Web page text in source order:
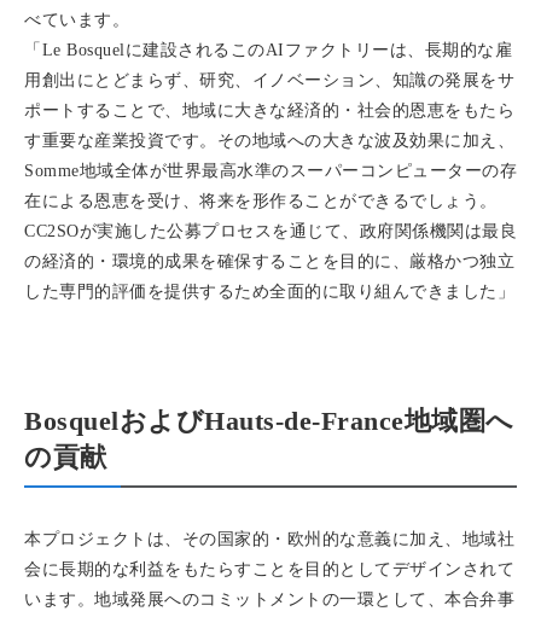
べています。
「Le Bosquelに建設されるこのAIファクトリーは、長期的な雇
用創出にとどまらず、研究、イノベーション、知識の発展をサ
ポートすることで、地域に大きな経済的・社会的恩恵をもたら
す重要な産業投資です。その地域への大きな波及効果に加え、
Somme地域全体が世界最高水準のスーパーコンピューターの存
在による恩恵を受け、将来を形作ることができるでしょう。
CC2SOが実施した公募プロセスを通じて、政府関係機関は最良
の経済的・環境的成果を確保することを目的に、厳格かつ独立
した専門的評価を提供するため全面的に取り組んできました」
BosquelおよびHauts-de-France地域圏へ
の貢献
本プロジェクトは、その国家的・欧州的な意義に加え、地域社
会に長期的な利益をもたらすことを目的としてデザインされて
います。地域発展へのコミットメントの一環として、本合弁事